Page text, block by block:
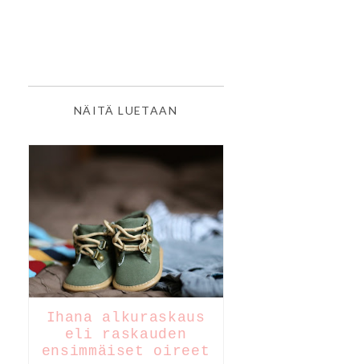
NÄITÄ LUETAAN
Ihana alkuraskaus
eli raskauden
ensimmäiset oireet